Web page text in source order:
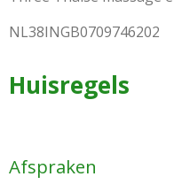
NL38INGB0709746202
Huisregels
Afspraken